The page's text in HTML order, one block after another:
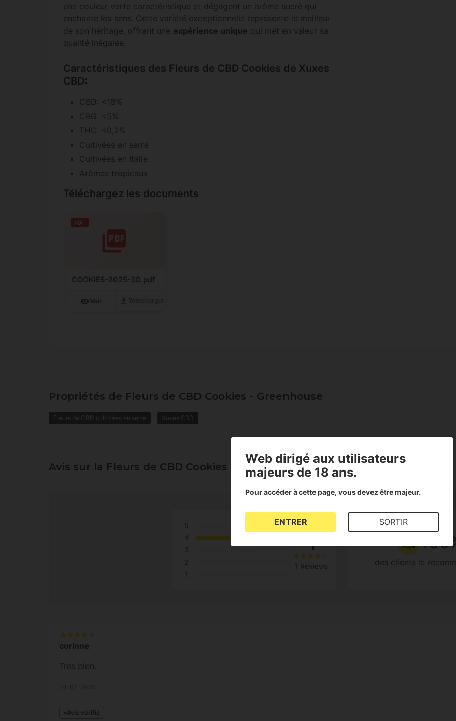
une couleur verte caractéristique et dégagent un arôme sucré qui
enchante les sens. Cette variété exceptionnelle représente le meilleur
de son héritage, offrant une expérience unique qui met en valeur sa
qualité inégalée.
Caractéristiques des Fleurs de CBD Cookies de Xuxes
CBD:
CBD: <18%
CBG: <5%
THC: <0,2%
Cultivées en serre
Cultivées en Italie
Arômes tropicaux
Téléchargez les documents
PDF
COOKIES-2025-3G.pdf
visibility Voir
Propriétés de Fleurs de CBD Cookies - Greenhouse
Fleurs de CBD cultivées en serre Xuxes CBD
Avis sur la Fleurs de CBD Cookies - Greenhouse
5
4
3
2
1
4
1 Reviews des clients le
corinne
Tres bien.
Avis vérifié
Web dirigé aux utilisateurs
majeurs de 18 ans.
Pour accéder à cette page, vous devez être majeur.
ENTRER SORTIR